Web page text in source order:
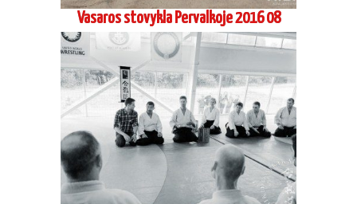
Vasaros stovykla Pervalkoje 2016 08